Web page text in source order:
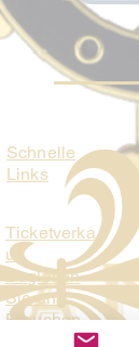
Schnelle
Links
Ticketverka
uf
Begleiten
Sie uns
Brauchen
Sie Hilfe?